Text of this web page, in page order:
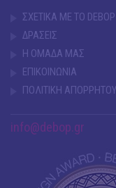
ΣΧΕΤΙΚΑ ΜΕ ΤΟ DEBOP
ΔΡΑΣΕΙΣ
Η ΟΜΑΔΑ ΜΑΣ
ΕΠΙΚΟΙΝΩΝΙΑ
ΠΟΛΙΤΙΚΗ ΑΠΟΡΡΗΤΟΥ
info@debop.gr